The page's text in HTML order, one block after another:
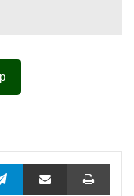
Telegram Partager par email